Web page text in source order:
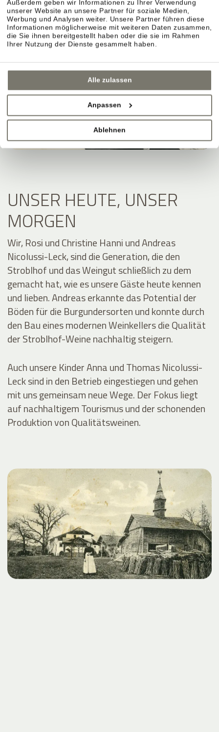
Außerdem geben wir Informationen zu Ihrer Verwendung
unserer Website an unsere Partner für soziale Medien,
Werbung und Analysen weiter. Unsere Partner führen diese
Informationen möglicherweise mit weiteren Daten zusammen,
die Sie ihnen bereitgestellt haben oder die sie im Rahmen
Ihrer Nutzung der Dienste gesammelt haben.
Alle zulassen
Anpassen
Ablehnen
UNSER HEUTE, UNSER
MORGEN
Wir, Rosi und Christine Hanni und Andreas
Nicolussi-Leck, sind die Generation, die den
Stroblhof und das Weingut schließlich zu dem
gemacht hat, wie es unsere Gäste heute kennen
und lieben. Andreas erkannte das Potential der
Böden für die Burgundersorten und konnte durch
den Bau eines modernen Weinkellers die Qualität
der Stroblhof-Weine nachhaltig steigern.
Auch unsere Kinder Anna und Thomas Nicolussi-
Leck sind in den Betrieb eingestiegen und gehen
mit uns gemeinsam neue Wege. Der Fokus liegt
auf nachhaltigem Tourismus und der schonenden
Produktion von Qualitätsweinen.